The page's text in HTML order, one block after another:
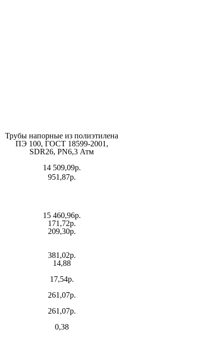
Трубы напорные из полиэтилена
ПЭ 100, ГОСТ 18599-2001,
SDR26, PN6,3 Атм
14 509,09р.
951,87р.
15 460,96р.
171,72р.
209,30р.
381,02р.
14,88
17,54р.
261,07р.
261,07р.
0,38